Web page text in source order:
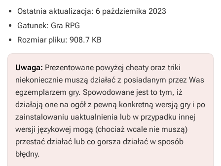
Ostatnia aktualizacja: 6 października 2023
Gatunek: Gra RPG
Rozmiar pliku: 908.7 KB
Uwaga: Prezentowane powyżej cheaty oraz triki
niekoniecznie muszą działać z posiadanym przez Was
egzemplarzem gry. Spowodowane jest to tym, iż
działają one na ogół z pewną konkretną wersją gry i po
zainstalowaniu uaktualnienia lub w przypadku innej
wersji językowej mogą (chociaż wcale nie muszą)
przestać działać lub co gorsza działać w sposób
błędny.